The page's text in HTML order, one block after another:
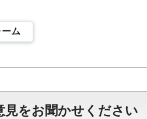
ーム
をお聞かせください